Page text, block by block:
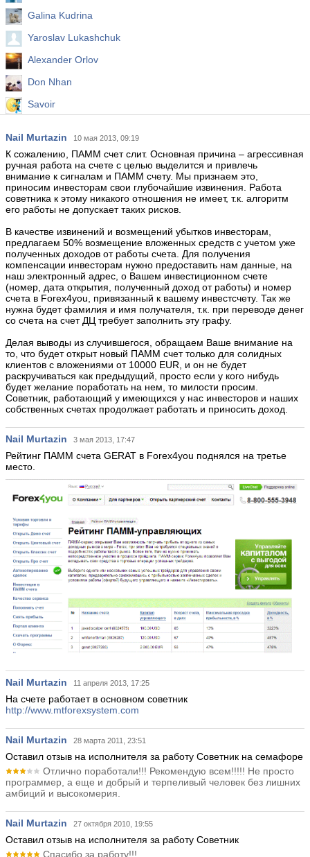
Galina Kudrina
Yaroslav Lukashchuk
Alexander Orlov
Don Nhan
Savoir
Nail Murtazin 10 мая 2013, 09:19
К сожалению, ПАММ счет слит. Основная причина – агрессивная
ручная работа на счете с целью выделится и привлечь
внимание к сигналам и ПАММ счету. Мы признаем это,
приносим инвесторам свои глубочайшие извинения. Работа
советника к этому никакого отношения не имеет, т.к. алгоритм
его работы не допускает таких рисков.
В качестве извинений и возмещений убытков инвесторам,
предлагаем 50% возмещение вложенных средств с учетом уже
полученных доходов от работы счета. Для получения
компенсации инвесторам нужно предоставить нам данные, на
наш электронный адрес, о Вашем инвестиционном счете
(номер, дата открытия, полученный доход от работы) и номер
счета в Forex4you, привязанный к вашему инвестсчету. Так же
нужна будет фамилия и имя получателя, т.к. при переводе денег
со счета на счет ДЦ требует заполнить эту графу.
Делая выводы из случившегося, обращаем Ваше внимание на
то, что будет открыт новый ПАММ счет только для солидных
клиентов с вложениями от 10000 EUR, и он не будет
раскручиваться как предыдущий, просто если у кого нибудь
будет желание поработать на нем, то милости просим.
Советник, работающий у имеющихся у нас инвесторов и наших
собственных счетах продолжает работать и приносить доход.
Nail Murtazin 3 мая 2013, 17:47
Рейтинг ПАММ счета GERAT в Forex4you поднялся на третье
место.
Nail Murtazin 11 апреля 2013, 17:25
На счете работает в основном советник
http://www.mtforexsystem.com
Nail Murtazin 28 марта 2011, 23:51
Оставил отзыв на исполнителя за работу Советник на семафоре
Отлично поработали!!! Рекомендую всем!!!!! Не просто
программер, а еще и добрый и терпеливый человек без лишних
амбиций и высокомерия.
Nail Murtazin 27 октября 2010, 19:55
Оставил отзыв на исполнителя за работу Советник
Спасибо за работу!!!